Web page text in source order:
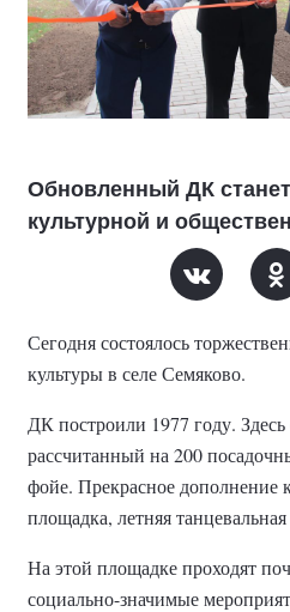
Обновленный ДК
культурной и
Сегодня состоялось
культуры в селе Семяково.
ДК построили 1977 году. Здесь
рассчитанный на 200
фойе. Прекрасное дополнение
площадка, летняя
На этой площадке проходят
социально-значимые